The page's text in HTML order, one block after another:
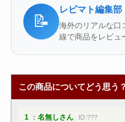
📝
レビマト編集部
海外のリアルな口
線で商品をレビュ
この商品についてどう思う？
1： 名無しさん ID:???